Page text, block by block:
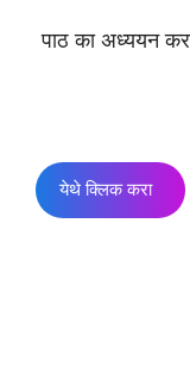
पाठ का अध्ययन
येथे क्लिक करा